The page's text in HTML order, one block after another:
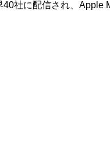
社に配信され、Apple